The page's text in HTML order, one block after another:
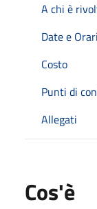
A chi è
Date e Orari
Costo
Punti di
Allegati
Cos'è